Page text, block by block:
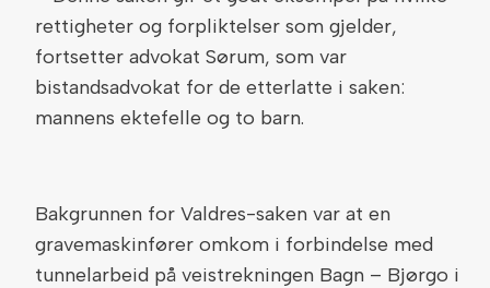
rettigheter og forpliktelser som gjelder,
fortsetter advokat Sørum, som var
bistandsadvokat for de etterlatte i saken:
mannens ektefelle og to barn.
Bakgrunnen for Valdres-saken var at en
gravemaskinfører omkom i forbindelse med
tunnelarbeid på veistrekningen Bagn – Bjørgo i